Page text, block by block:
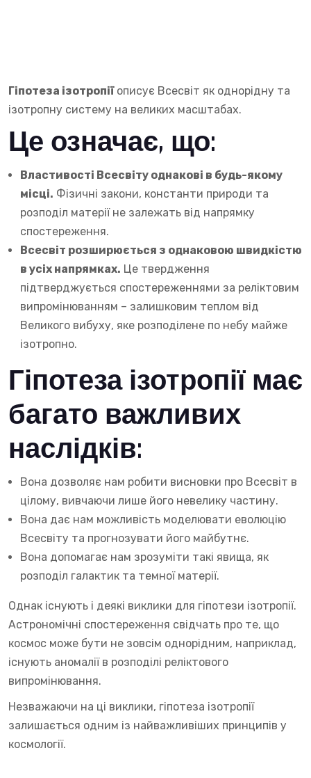
Гіпотеза ізотропіїописує Всесвіт як однорідну та
ізотропну систему на великих масштабах.
Це означає, що:
Властивості Всесвіту однакові в будь-якому
місці. Фізичні закони, константи природи та
розподіл матерії не залежать від напрямку
спостереження.
Всесвіт розширюється з однаковою швидкістю
в усіх напрямках. Це твердження
підтверджується спостереженнями за реліктовим
випромінюванням – залишковим теплом від
Великого вибуху, яке розподілене по небу майже
ізотропно.
Гіпотеза ізотропії має
багато важливих
наслідків:
Вона дозволяє нам робити висновки про Всесвіт в
цілому, вивчаючи лише його невелику частину.
Вона дає нам можливість моделювати еволюцію
Всесвіту та прогнозувати його майбутнє.
Вона допомагає нам зрозуміти такі явища, як
розподіл галактик та темної матерії.
Однак існують і деякі виклики для гіпотези ізотропії.
Астрономічні спостереження свідчать про те, що
космос може бути не зовсім однорідним, наприклад,
існують аномалії в розподілі реліктового
випромінювання.
Незважаючи на ці виклики, гіпотеза ізотропії
залишається одним із найважливіших принципів у
космології.